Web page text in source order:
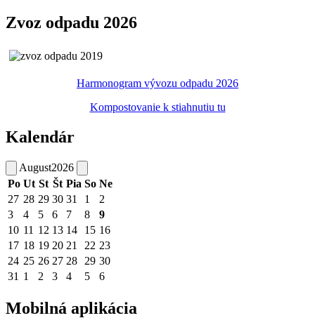
Zvoz odpadu 2026
Harmonogram vývozu odpadu 2026
Kompostovanie k stiahnutiu tu
Kalendár
August2026
Po Ut St Št Pia So Ne
27 28 29 30 31 1
2
3
4 5 6 7 8
9
10 11 12 13 14 15 16
17 18 19 20 21 22 23
24 25 26 27 28 29 30
31 1 2 3 4 5 6
Mobilná aplikácia